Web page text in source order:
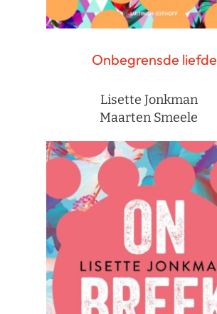
Onbegrensde liefde
Lisette Jonkman
Maarten Smeele